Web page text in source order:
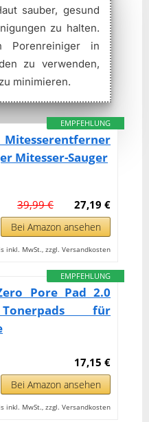
sauber, gesund
zu halten.
in
zu verwenden,
minimieren.
EMPFEHLUNG
Mitesser-Sauger
27,19 €
39,99 €
Bei Amazon ansehen
inkl. MwSt., zzgl. Versandkosten
EMPFEHLUNG
Pore Pad 2.0
für
17,15 €
Bei Amazon ansehen
inkl. MwSt., zzgl. Versandkosten